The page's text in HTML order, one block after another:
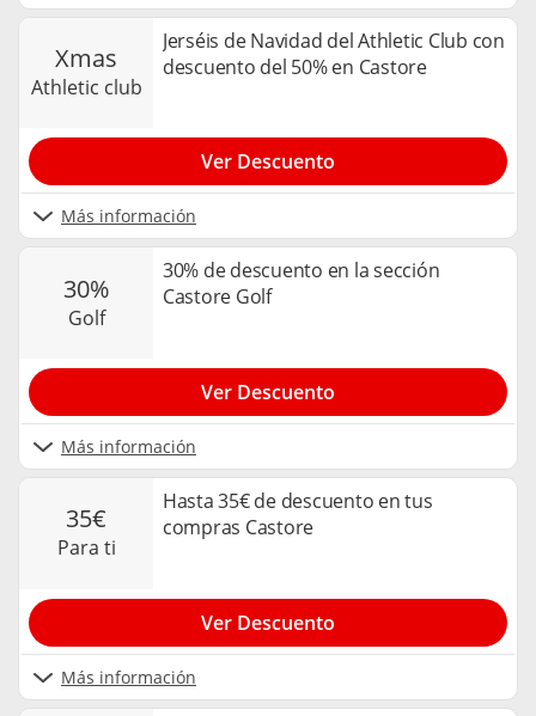
xmas
athletic club
Jerséis de Navidad del Athletic Club con
descuento del 50% en Castore
Más información
Ver Descuento
30%
golf
30% de descuento en la sección
Castore Golf
Más información
Ver Descuento
35€
para ti
Hasta 35€ de descuento en tus
compras Castore
Más información
Ver Descuento